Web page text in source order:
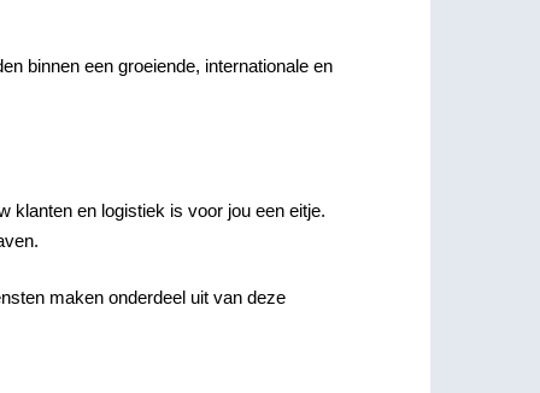
binnen een groeiende, internationale en
klanten en logistiek is voor jou een eitje.
maken onderdeel uit van deze